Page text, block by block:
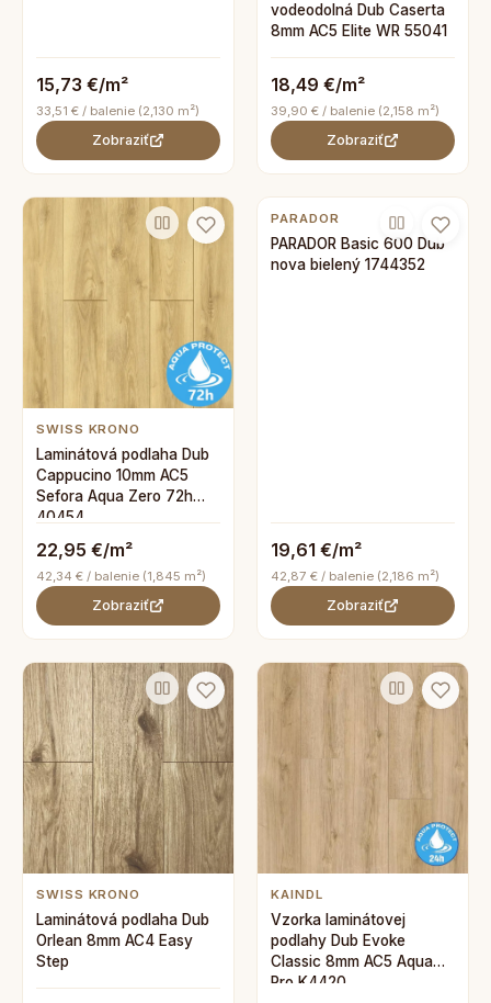
15,73 €/m²
33,51 € / balenie (2,130 m²)
Zobraziť
vodeodolná Dub Caserta
8mm AC5 Elite WR 55041
18,49 €/m²
39,90 € / balenie (2,158 m²)
Zobraziť
SWISS KRONO
Laminátová podlaha Dub
Cappucino 10mm AC5
Sefora Aqua Zero 72h
40454
22,95 €/m²
42,34 € / balenie (1,845 m²)
Zobraziť
PARADOR
PARADOR Basic 600 Dub
nova bielený 1744352
19,61 €/m²
42,87 € / balenie (2,186 m²)
Zobraziť
SWISS KRONO
Laminátová podlaha Dub
Orlean 8mm AC4 Easy
Step
KAINDL
Vzorka laminátovej
podlahy Dub Evoke
Classic 8mm AC5 Aqua
Pro K4420